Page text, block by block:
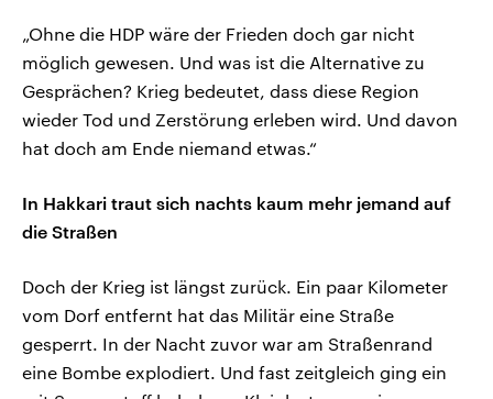
„Ohne die HDP wäre der Frieden doch gar nicht
möglich gewesen. Und was ist die Alternative zu
Gesprächen? Krieg bedeutet, dass diese Region
wieder Tod und Zerstörung erleben wird. Und davon
hat doch am Ende niemand etwas.“
In Hakkari traut sich nachts kaum mehr jemand auf
die Straßen
Doch der Krieg ist längst zurück. Ein paar Kilometer
vom Dorf entfernt hat das Militär eine Straße
gesperrt. In der Nacht zuvor war am Straßenrand
eine Bombe explodiert. Und fast zeitgleich ging ein